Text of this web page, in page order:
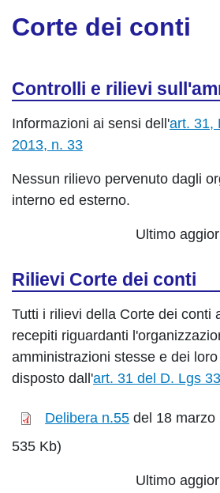
Corte dei conti
Controlli e rilievi
Informazioni ai sensi dell'art. 31,
2013, n. 33
Nessun rilievo pervenuto dagli
interno ed esterno.
Ultimo
Rilievi Corte dei conti
Tutti i rilievi della Corte dei conti
recepiti riguardanti
amministrazioni stesse e dei
disposto dall'art. 31 del D. Lgs
Delibera n.55 del 18 marzo
535 Kb)
Ultimo